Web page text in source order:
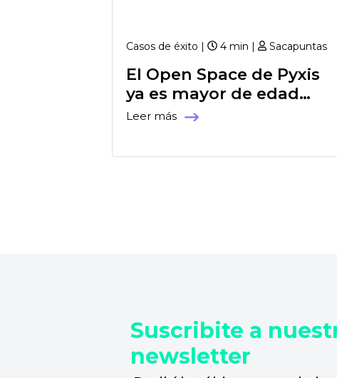
Casos de éxito | 4 min | Sacapuntas
El Open Space de Pyxis
ya es mayor de edad…
Leer más
Suscribite a
newsletter